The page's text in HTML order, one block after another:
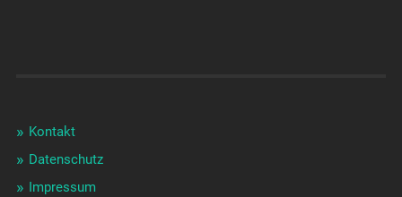
Kontakt
Datenschutz
Impressum